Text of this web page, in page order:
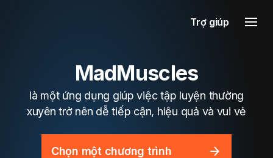
Trợ giúp
MadMuscles
là một ứng dụng giúp việc tập luyện thường
xuyên trở nên dễ tiếp cận, hiệu quả và vui vẻ
Chọn một chương trình